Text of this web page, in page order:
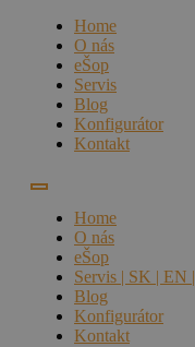
Home
O nás
eŠop
Servis
Blog
Konfigurátor
Kontakt
Home
O nás
eŠop
Servis | SK | EN |
Blog
Konfigurátor
Kontakt